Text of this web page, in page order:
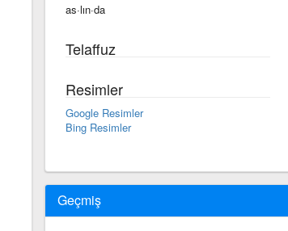
as·lın·da
Telaffuz
Resimler
Google Resimler
Bing Resimler
Geçmiş